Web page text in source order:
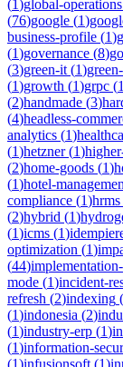
(1)global-operations
(76)google (1)
business-profile (1)
(1)governance (8)
(3)green-it (1)
(1)growth (1)grpc (1
(2)handmade (3)
(4)headless-
analytics (1)
(1)hetzner(1)
(2)home-goods (1)
(1)hotel-
compliance (1)hrms
(2)hybrid (1)
(1)icms (1)
optimization (1)
(44)
mode (1)incident-
refresh (2)indexing (
(1)indonesia (2)
(1)industry-erp (1)
(1)information-
(1)infusionsoft (1)